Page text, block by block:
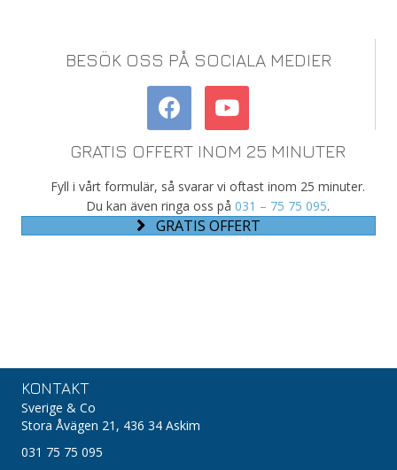
BESÖK OSS PÅ SOCIALA MEDIER
GRATIS OFFERT INOM 25 MINUTER
Fyll i vårt formulär, så svarar vi oftast inom 25 minuter.
Du kan även ringa oss på 031 – 75 75 095.
GRATIS OFFERT
KONTAKT
Sverige & Co
Stora Åvägen 21, 436 34 Askim
031 75 75 095